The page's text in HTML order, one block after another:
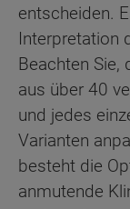
entscheiden.
Interpretation
Beachten Sie,
aus über 40
und jedes
Varianten
besteht die
anmutende